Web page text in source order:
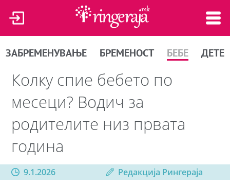
ЗАБРЕМЕНУВАЊЕ БРЕМЕНОСТ БЕБЕ ДЕТЕ
Колку спие бебето по
месеци? Водич за
родителите низ првата
година
9.1.2026 Редакција Рингераја